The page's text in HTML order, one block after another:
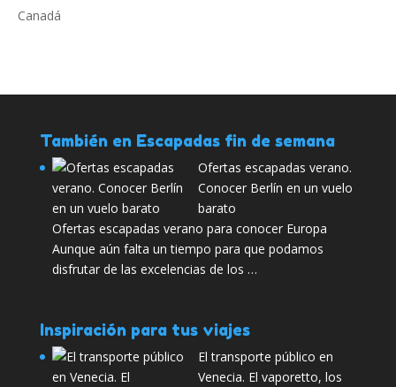
También en Escapadas fin de semana
Ofertas escapadas verano.
Conocer Berlín en un vuelo
barato
Ofertas escapadas verano para conocer Europa
Aunque aún falta un tiempo para que podamos
disfrutar de las excelencias de los …
Inspiración para tus viajes
El transporte público en
Venecia. El vaporetto, los